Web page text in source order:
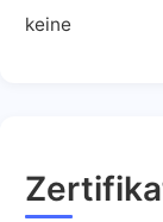
keine